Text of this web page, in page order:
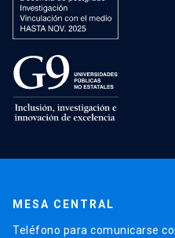
MESA CENTRAL
Teléfono para comunicarse